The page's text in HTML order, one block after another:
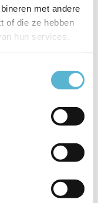
met andere
of die ze hebben
hun services.
€79,95
€59,95
dit product..